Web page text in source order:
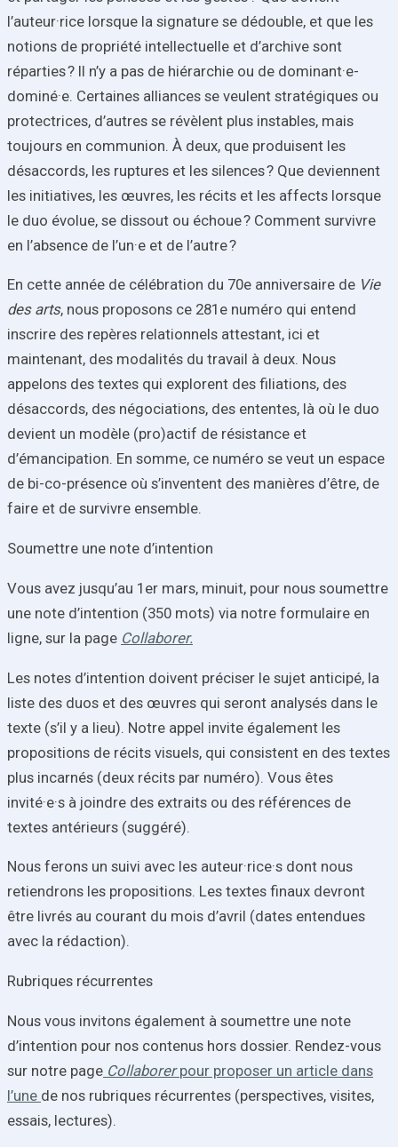
l’auteur·rice lorsque la signature se dédouble, et que les
notions de propriété intellectuelle et d’archive sont
réparties ? Il n’y a pas de hiérarchie ou de dominant·e-
dominé·e. Certaines alliances se veulent stratégiques ou
protectrices, d’autres se révèlent plus instables, mais
toujours en communion. À deux, que produisent les
désaccords, les ruptures et les silences ? Que deviennent
les initiatives, les œuvres, les récits et les affects lorsque
le duo évolue, se dissout ou échoue ? Comment survivre
en l’absence de l’un·e et de l’autre ?
En cette année de célébration du 70e anniversaire de Vie
des arts, nous proposons ce 281e numéro qui entend
inscrire des repères relationnels attestant, ici et
maintenant, des modalités du travail à deux. Nous
appelons des textes qui explorent des filiations, des
désaccords, des négociations, des ententes, là où le duo
devient un modèle (pro)actif de résistance et
d’émancipation. En somme, ce numéro se veut un espace
de bi-co-présence où s’inventent des manières d’être, de
faire et de survivre ensemble.
Soumettre une note d’intention
Vous avez jusqu’au 1er mars, minuit, pour nous soumettre
une note d’intention (350 mots) via notre formulaire en
ligne, sur la page Collaborer.
Les notes d’intention doivent préciser le sujet anticipé, la
liste des duos et des œuvres qui seront analysés dans le
texte (s’il y a lieu). Notre appel invite également les
propositions de récits visuels, qui consistent en des textes
plus incarnés (deux récits par numéro). Vous êtes
invité·e·s à joindre des extraits ou des références de
textes antérieurs (suggéré).
Nous ferons un suivi avec les auteur·rice·s dont nous
retiendrons les propositions. Les textes finaux devront
être livrés au courant du mois d’avril (dates entendues
avec la rédaction).
Rubriques récurrentes
Nous vous invitons également à soumettre une note
d’intention pour nos contenus hors dossier. Rendez-vous
sur notre page Collaborerpour proposer un article dans
l’une de nos rubriques récurrentes (perspectives, visites,
essais, lectures).